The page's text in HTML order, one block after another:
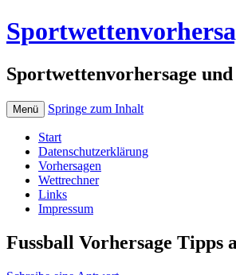
Sportwettenvorhersage
Menü Springe zum Inhalt
Start
Datenschutzerklärung
Vorhersagen
Wettrechner
Links
Impressum
Fussball Vorhersage Tipps